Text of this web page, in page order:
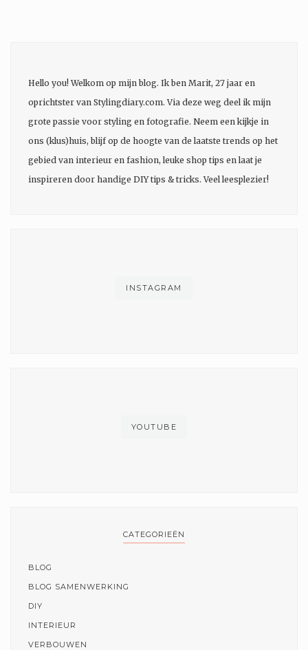
Hello you! Welkom op mijn blog. Ik ben Marit, 27 jaar en
oprichtster van Stylingdiary.com. Via deze weg deel ik mijn
grote passie voor styling en fotografie. Neem een kijkje in
ons (klus)huis, blijf op de hoogte van de laatste trends op het
gebied van interieur en fashion, leuke shop tips en laat je
inspireren door handige DIY tips & tricks. Veel leesplezier!
INSTAGRAM
YOUTUBE
CATEGORIEËN
BLOG
BLOG SAMENWERKING
DIY
INTERIEUR
VERBOUWEN